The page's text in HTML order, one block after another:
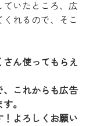
いたところ、広
れるので、そこ
ん使ってもらえ
これからも広告
。
よろしくお願い